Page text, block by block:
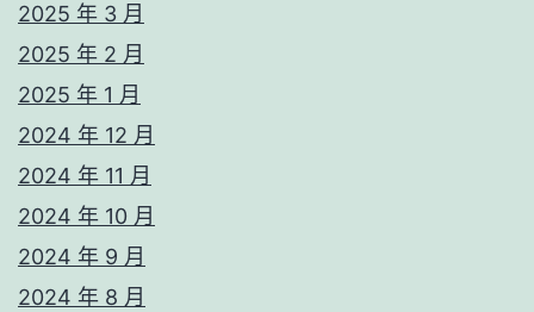
2025 年 3 月
2025 年 2 月
2025 年 1 月
2024 年 12 月
2024 年 11 月
2024 年 10 月
2024 年 9 月
2024 年 8 月